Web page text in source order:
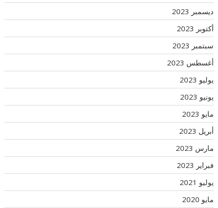
ديسمبر 2023
أكتوبر 2023
سبتمبر 2023
أغسطس 2023
يوليو 2023
يونيو 2023
مايو 2023
أبريل 2023
مارس 2023
فبراير 2023
يوليو 2021
مايو 2020